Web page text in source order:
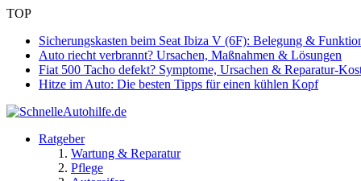
TOP
Sicherungskasten beim Seat Ibiza V (6F): Belegung &
Auto riecht verbrannt? Ursachen, Maßnahmen & Lösungen
Fiat 500 Tacho defekt? Symptome, Ursachen & Reparatur-
Hitze im Auto: Die besten Tipps für einen kühlen Kopf
Ratgeber
Wartung & Reparatur
Pflege